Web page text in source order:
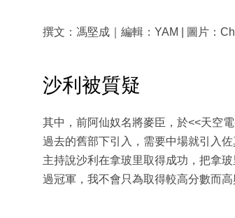
撰文：馮堅成｜編輯：YAM | 圖片：
沙利被質疑
其中，前阿仙奴名將麥臣，於<<天空
過去的舊部下引入，需要中場就引入
主持說沙利在拿玻里取得成功，把拿
過冠軍，我不會只為取得較高分數而高